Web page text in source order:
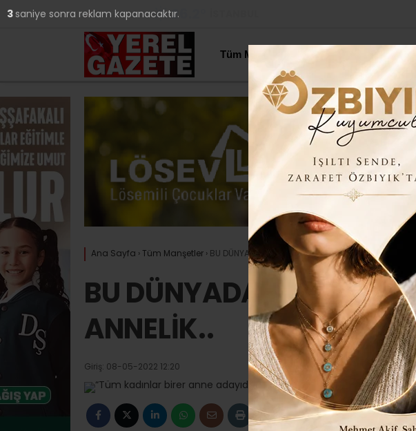
YAZARLAR 26.2
Tüm Manşetler Yerel Haberler Genel
Ana Sayfa › Tüm Manşetler › BU DÜNYADAKİ EN KUTSAL GÖREV ANNELİK..
BU DÜNYADAKİ EN
ANNELİK..
Giriş: 08-05-2022 12:20
2 saniye sonra reklam kapanacaktır.